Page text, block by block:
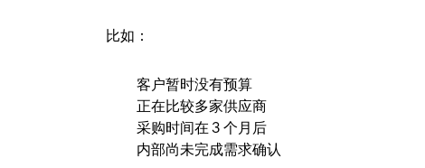
比如：
客户暂时没有预算
正在比较多家供应商
采购时间在 3 个月后
内部尚未完成需求确认